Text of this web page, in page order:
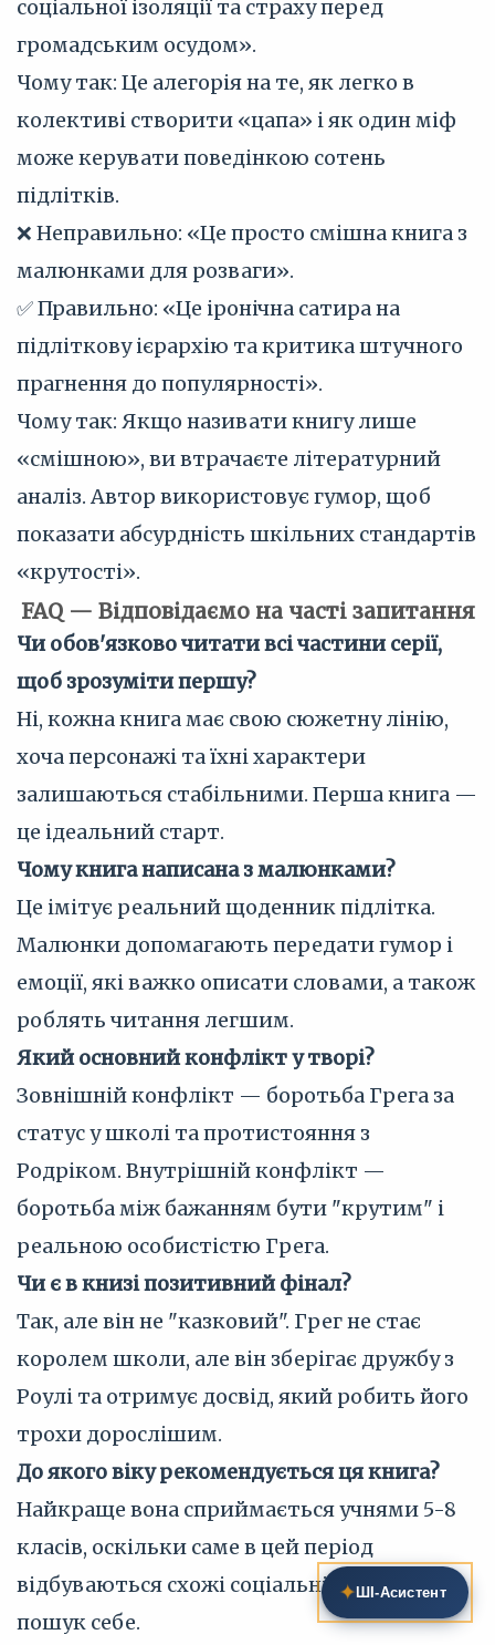
соціальної ізоляції та страху перед
громадським осудом».
Чому так: Це алегорія на те, як легко в
колективі створити «цапа» і як один міф
може керувати поведінкою сотень
підлітків.
❌ Неправильно: «Це просто смішна книга з
малюнками для розваги».
✅ Правильно: «Це іронічна сатира на
підліткову ієрархію та критика штучного
прагнення до популярності».
Чому так: Якщо називати книгу лише
«смішною», ви втрачаєте літературний
аналіз. Автор використовує гумор, щоб
показати абсурдність шкільних стандартів
«крутості».
FAQ — Відповідаємо на часті запитання
Чи обов'язково читати всі частини серії,
щоб зрозуміти першу?
Ні, кожна книга має свою сюжетну лінію,
хоча персонажі та їхні характери
залишаються стабільними. Перша книга —
це ідеальний старт.
Чому книга написана з малюнками?
Це імітує реальний щоденник підлітка.
Малюнки допомагають передати гумор і
емоції, які важко описати словами, а також
роблять читання легшим.
Який основний конфлікт у творі?
Зовнішній конфлікт — боротьба Грега за
статус у школі та протистояння з
Родріком. Внутрішній конфлікт —
боротьба між бажанням бути "крутим" і
реальною особистістю Грега.
Чи є в книзі позитивний фінал?
Так, але він не "казковий". Грег не стає
королем школи, але він зберігає дружбу з
Роулі та отримує досвід, який робить його
трохи дорослішим.
До якого віку рекомендується ця книга?
Найкраще вона сприймається учнями 5-8
класів, оскільки саме в цей період
відбуваються схожі соціальні зміни та
пошук себе.
✦ ШІ‑Асистент